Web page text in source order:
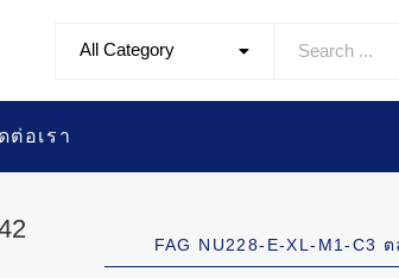
All Category
ต่อเรา
FAG NU228-E-XL-M1-C3